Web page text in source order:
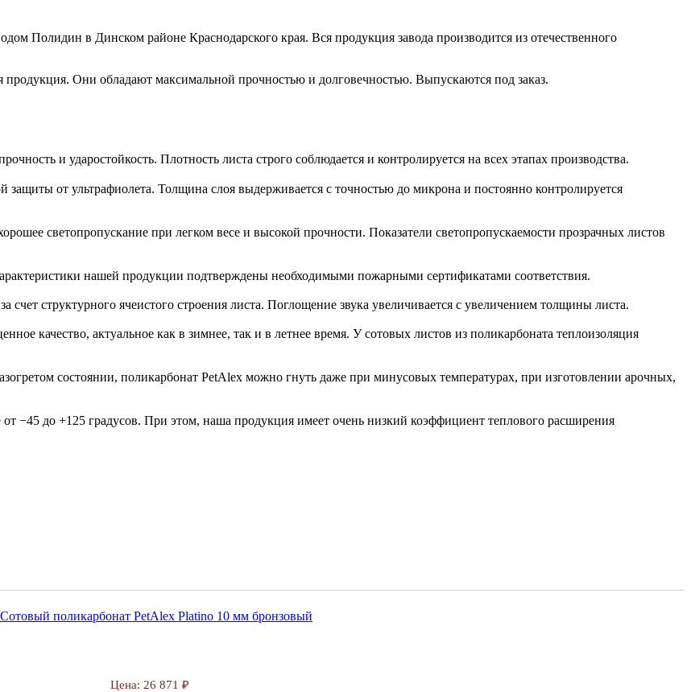
Полидин в Динском районе Краснодарского края. Вся продукция завода производится из отечественного
продукция. Они обладают максимальной прочностью и долговечностью. Выпускаются под заказ.
и ударостойкость. Плотность листа строго соблюдается и контролируется на всех этапах производства.
от ультрафиолета. Толщина слоя выдерживается с точностью до микрона и постоянно контролируется
светопропускание при легком весе и высокой прочности. Показатели светопропускаемости прозрачных листов
нашей продукции подтверждены необходимыми пожарными сертификатами соответствия.
счет структурного ячеистого строения листа. Поглощение звука увеличивается с увеличением толщины листа.
качество, актуальное как в зимнее, так и в летнее время. У сотовых листов из поликарбоната теплоизоляция
состоянии, поликарбонат PetAlex можно гнуть даже при минусовых температурах, при изготовлении арочных,
от −45 до +125 градусов. При этом, наша продукция имеет очень низкий коэффициент теплового расширения
Цена: 26 871 ₽